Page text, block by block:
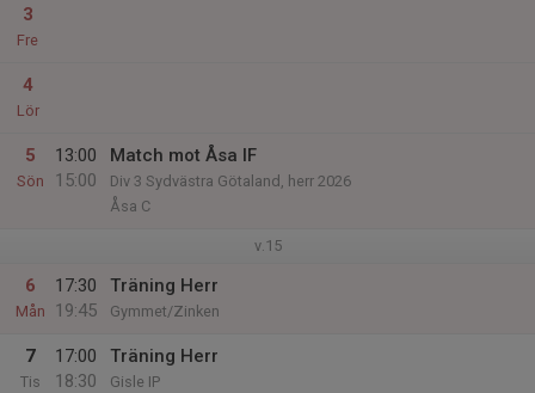
3
Fre
4
Lör
5
Sön
13:00
15:00
Match mot Åsa IF
Div 3 Sydvästra Götaland, herr 2026
Åsa C
v.15
6
Mån
17:30
19:45
Träning Herr
Gymmet/Zinken
7
Tis
17:00
18:30
Träning Herr
Gisle IP